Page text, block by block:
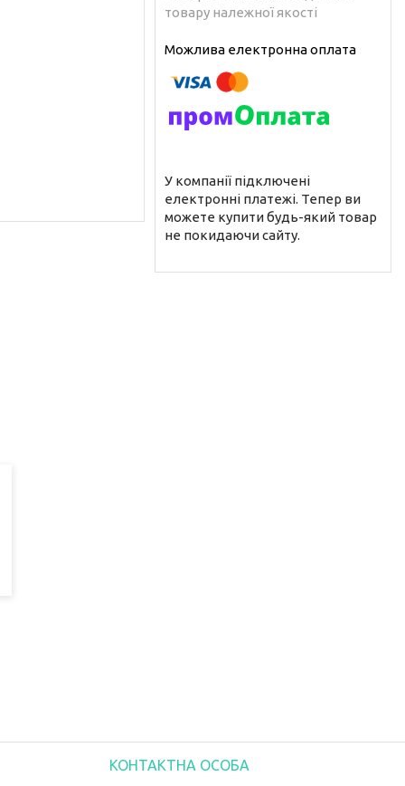
товару належної якості
У компанії підключені
електронні платежі. Тепер ви
можете купити будь-який товар
не покидаючи сайту.